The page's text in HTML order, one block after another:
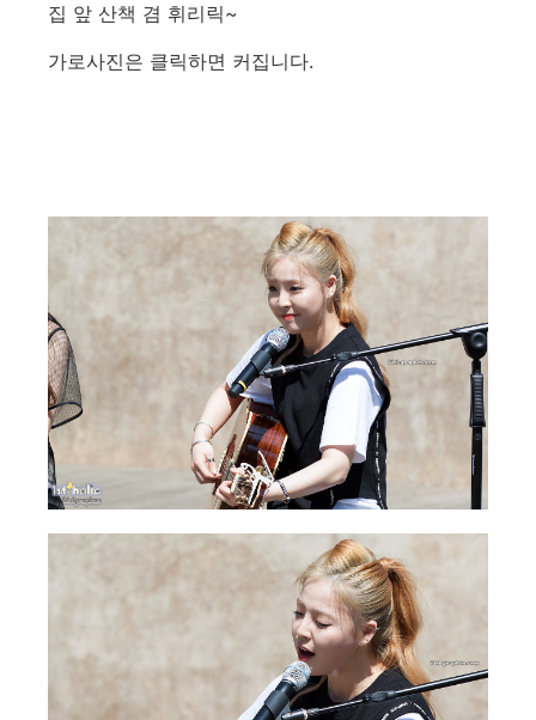
집 앞 산책 겸 휘리릭~
가로사진은 클릭하면 커집니다.